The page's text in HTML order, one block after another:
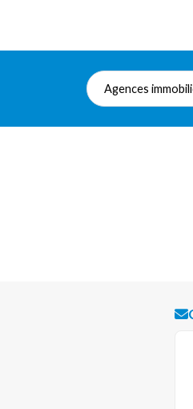
Agences